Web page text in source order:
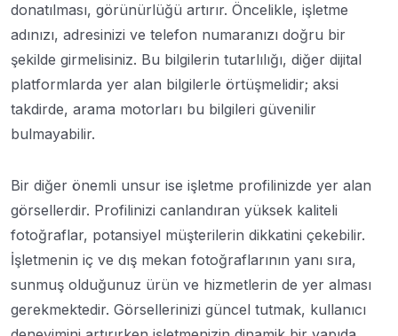
donatılması, görünürlüğü artırır. Öncelikle, işletme
adınızı, adresinizi ve telefon numaranızı doğru bir
şekilde girmelisiniz. Bu bilgilerin tutarlılığı, diğer dijital
platformlarda yer alan bilgilerle örtüşmelidir; aksi
takdirde, arama motorları bu bilgileri güvenilir
bulmayabilir.
Bir diğer önemli unsur ise işletme profilinizde yer alan
görsellerdir. Profilinizi canlandıran yüksek kaliteli
fotoğraflar, potansiyel müşterilerin dikkatini çekebilir.
İşletmenin iç ve dış mekan fotoğraflarının yanı sıra,
sunmuş olduğunuz ürün ve hizmetlerin de yer alması
gerekmektedir. Görsellerinizi güncel tutmak, kullanıcı